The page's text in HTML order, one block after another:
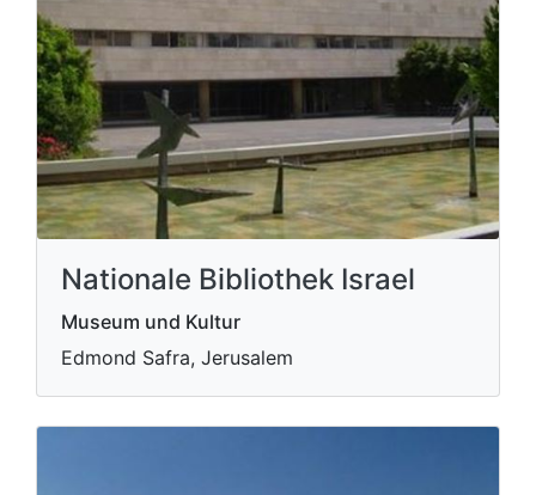
Nationale Bibliothek Israel
Museum und Kultur
Edmond Safra, Jerusalem